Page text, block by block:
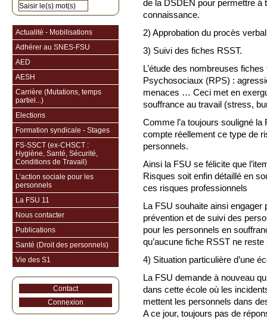
de la DSDEN pour permettre à
connaissance.
2) Approbation du procès
3) Suivi des fiches RSST.
L’étude des nombreuses
Psychosociaux (RPS) :
menaces … Ceci met en
souffrance au travail (stress,
Comme l’a toujours souligné
compte réellement ce type de
personnels.
Ainsi la FSU se félicite que
Risques soit enfin détaillé en
ces risques professionnels
La FSU souhaite ainsi
prévention et de suivi des
pour les personnels en
qu’aucune fiche RSST ne
4) Situation particulière d’une
La FSU demande à nouveau
dans cette école où les
mettent les personnels dans
A ce jour, toujours pas de
Actualité - Mobilisations
Adhérer au SNES-FSU
AED
AESH
Carrière (Mutations, temps
partiel...)
Elections
Formation syndicale - Stages
FS-SSCT (ex-CHSCT :
Hygiène, Santé, Sécurité,
Conditions de Travail)
L’action sociale pour les
personnels
La FSU 11
Nous contacter
Publications
Santé (Droit des personnels)
Vie des S1
Contact
Connexion